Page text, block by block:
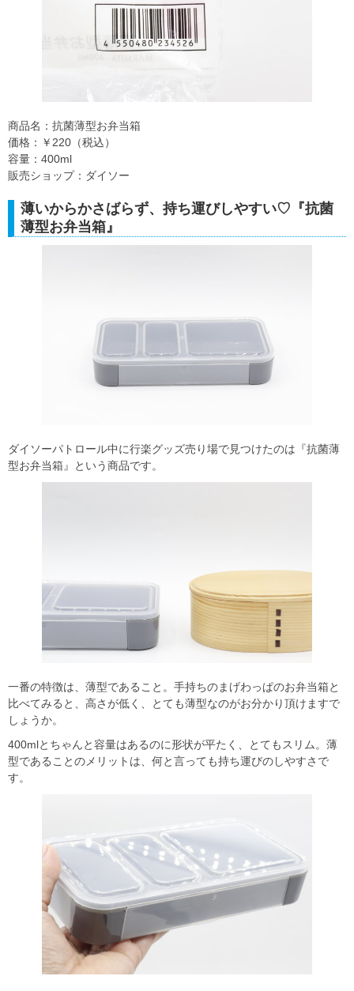
商品名：抗菌薄型お弁当箱
価格：￥220（税込）
容量：400ml
販売ショップ：ダイソー
薄いからかさばらず、持ち運びしやすい♡『抗菌
薄型お弁当箱』
ダイソーパトロール中に行楽グッズ売り場で見つけたのは『抗菌薄
型お弁当箱』という商品です。
一番の特徴は、薄型であること。手持ちのまげわっぱのお弁当箱と
比べてみると、高さが低く、とても薄型なのがお分かり頂けますで
しょうか。
400mlとちゃんと容量はあるのに形状が平たく、とてもスリム。薄
型であることのメリットは、何と言っても持ち運びのしやすさで
す。